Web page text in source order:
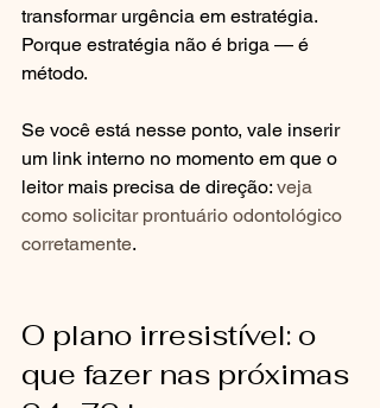
transformar urgência em estratégia.
Porque estratégia não é briga — é
método.
Se você está nesse ponto, vale inserir
um link interno no momento em que o
leitor mais precisa de direção: veja
como solicitar prontuário odontológico
corretamente.
O plano irresistível: o
que fazer nas próximas